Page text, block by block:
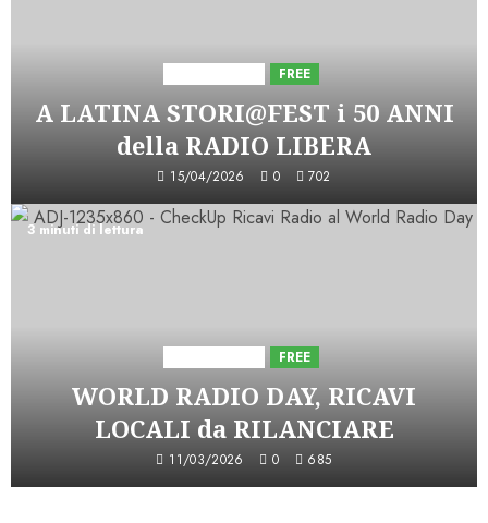
FREE
A LATINA STORI@FEST i 50 ANNI
della RADIO LIBERA
15/04/2026 0 702
3 minuti di lettura
FREE
WORLD RADIO DAY, RICAVI
LOCALI da RILANCIARE
11/03/2026 0 685